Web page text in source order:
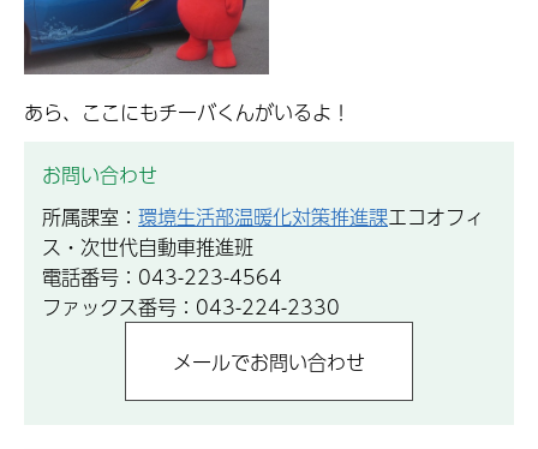
あら、ここにもチーバくんがいるよ！
お問い合わせ
所属課室： 環境生活部温暖化対策推進課エコオフィ
ス・次世代自動車推進班
電話番号：043-223-4564
ファックス番号：043-224-2330